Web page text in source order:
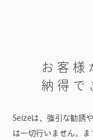
お 客 様
納 得 で
Seizeは、強引な勧誘
は一切行いません。